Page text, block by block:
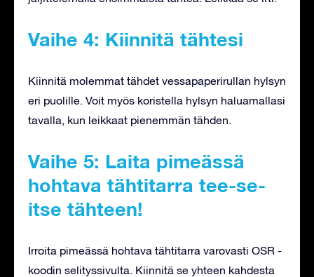
Vaihe 4: Kiinnitä tähtesi
Kiinnitä molemmat tähdet vessapaperirullan hylsyn
eri puolille. Voit myös koristella hylsyn haluamallasi
tavalla, kun leikkaat pienemmän tähden.
Vaihe 5: Laita pimeässä
hohtava tähtitarra tee-se-
itse tähteen!
Irroita pimeässä hohtava tähtitarra varovasti OSR -
koodin selityssivulta. Kiinnitä se yhteen kahdesta